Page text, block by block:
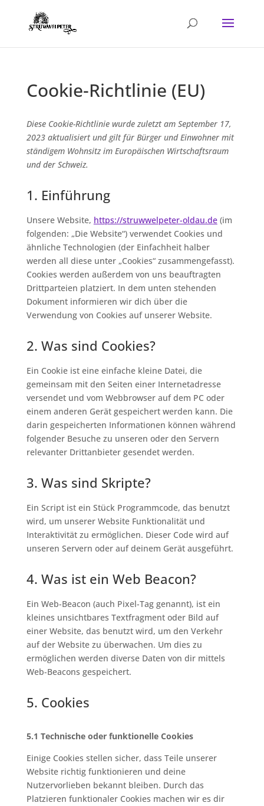
Cookie-Richtlinie (EU)
Diese Cookie-Richtlinie wurde zuletzt am September 17,
2023 aktualisiert und gilt für Bürger und Einwohner mit
ständigem Wohnsitz im Europäischen Wirtschaftsraum
und der Schweiz.
1. Einführung
Unsere Website, https://struwwelpeter-oldau.de(im
folgenden: „Die Website“) verwendet Cookies und
ähnliche Technologien (der Einfachheit halber
werden all diese unter „Cookies“ zusammengefasst).
Cookies werden außerdem von uns beauftragten
Drittparteien platziert. In dem unten stehenden
Dokument informieren wir dich über die
Verwendung von Cookies auf unserer Website.
2. Was sind Cookies?
Ein Cookie ist eine einfache kleine Datei, die
gemeinsam mit den Seiten einer Internetadresse
versendet und vom Webbrowser auf dem PC oder
einem anderen Gerät gespeichert werden kann. Die
darin gespeicherten Informationen können während
folgender Besuche zu unseren oder den Servern
relevanter Drittanbieter gesendet werden.
3. Was sind Skripte?
Ein Script ist ein Stück Programmcode, das benutzt
wird, um unserer Website Funktionalität und
Interaktivität zu ermöglichen. Dieser Code wird auf
unseren Servern oder auf deinem Gerät ausgeführt.
4. Was ist ein Web Beacon?
Ein Web-Beacon (auch Pixel-Tag genannt), ist ein
kleines unsichtbares Textfragment oder Bild auf
einer Website, das benutzt wird, um den Verkehr
auf der Website zu überwachen. Um dies zu
ermöglichen werden diverse Daten von dir mittels
Web-Beacons gespeichert.
5. Cookies
5.1 Technische oder funktionelle Cookies
Einige Cookies stellen sicher, dass Teile unserer
Website richtig funktionieren und deine
Nutzervorlieben bekannt bleiben. Durch das
Platzieren funktionaler Cookies machen wir es dir